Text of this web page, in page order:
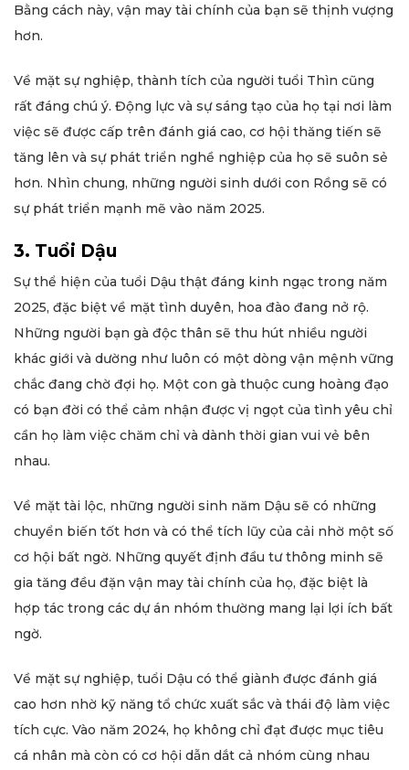
Bằng cách này, vận may tài chính của bạn sẽ thịnh vượng
hơn.
Về mặt sự nghiệp, thành tích của người tuổi Thìn cũng
rất đáng chú ý. Động lực và sự sáng tạo của họ tại nơi làm
việc sẽ được cấp trên đánh giá cao, cơ hội thăng tiến sẽ
tăng lên và sự phát triển nghề nghiệp của họ sẽ suôn sẻ
hơn. Nhìn chung, những người sinh dưới con Rồng sẽ có
sự phát triển mạnh mẽ vào năm 2025.
3. Tuổi Dậu
Sự thể hiện của tuổi Dậu thật đáng kinh ngạc trong năm
2025, đặc biệt về mặt tình duyên, hoa đào đang nở rộ.
Những người bạn gà độc thân sẽ thu hút nhiều người
khác giới và dường như luôn có một dòng vận mệnh vững
chắc đang chờ đợi họ. Một con gà thuộc cung hoàng đạo
có bạn đời có thể cảm nhận được vị ngọt của tình yêu chỉ
cần họ làm việc chăm chỉ và dành thời gian vui vẻ bên
nhau.
Về mặt tài lộc, những người sinh năm Dậu sẽ có những
chuyển biến tốt hơn và có thể tích lũy của cải nhờ một số
cơ hội bất ngờ. Những quyết định đầu tư thông minh sẽ
gia tăng đều đặn vận may tài chính của họ, đặc biệt là
hợp tác trong các dự án nhóm thường mang lại lợi ích bất
ngờ.
Về mặt sự nghiệp, tuổi Dậu có thể giành được đánh giá
cao hơn nhờ kỹ năng tổ chức xuất sắc và thái độ làm việc
tích cực. Vào năm 2024, họ không chỉ đạt được mục tiêu
cá nhân mà còn có cơ hội dẫn dắt cả nhóm cùng nhau